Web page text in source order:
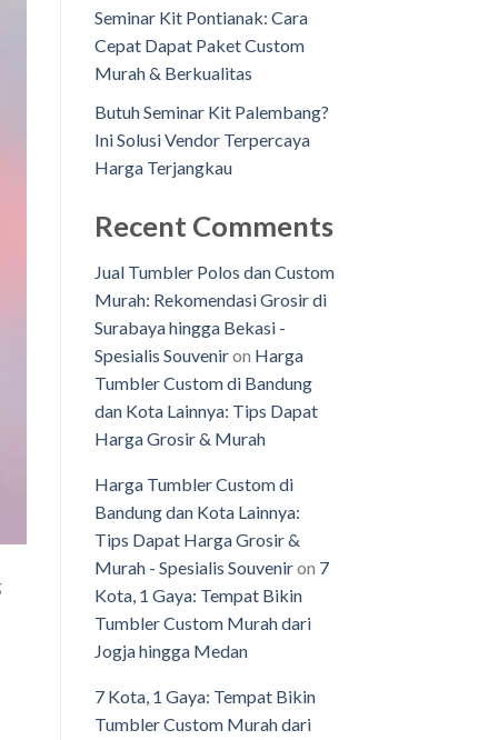
Seminar Kit Pontianak: Cara
Cepat Dapat Paket Custom
Murah & Berkualitas
Butuh Seminar Kit Palembang?
Ini Solusi Vendor Terpercaya
Harga Terjangkau
Recent Comments
Jual Tumbler Polos dan Custom
Murah: Rekomendasi Grosir di
Surabaya hingga Bekasi -
Spesialis Souveniron Harga
Tumbler Custom di Bandung
dan Kota Lainnya: Tips Dapat
Harga Grosir & Murah
Harga Tumbler Custom di
Bandung dan Kota Lainnya:
Tips Dapat Harga Grosir &
Murah - Spesialis Souveniron 7
Kota, 1 Gaya: Tempat Bikin
Tumbler Custom Murah dari
Jogja hingga Medan
7 Kota, 1 Gaya: Tempat Bikin
Tumbler Custom Murah dari